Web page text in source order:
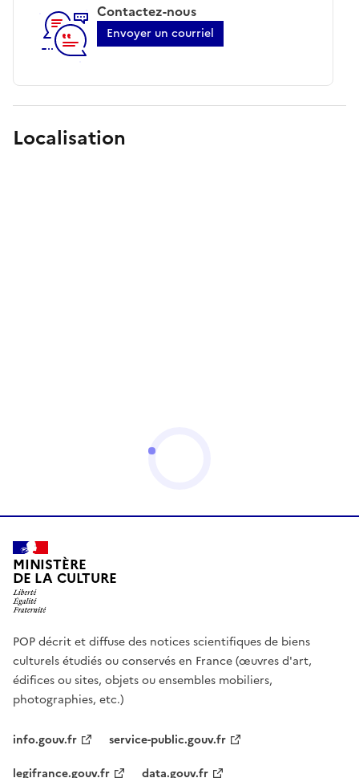
Contactez-nous
Envoyer un courriel
Localisation
MINISTÈRE
DE LA CULTURE
POP décrit et diffuse des notices scientifiques de biens
culturels étudiés ou conservés en France (œuvres d'art,
édifices ou sites, objets ou ensembles mobiliers,
photographies, etc.)
info.gouv.fr
service-public.gouv.fr
legifrance.gouv.fr
data.gouv.fr